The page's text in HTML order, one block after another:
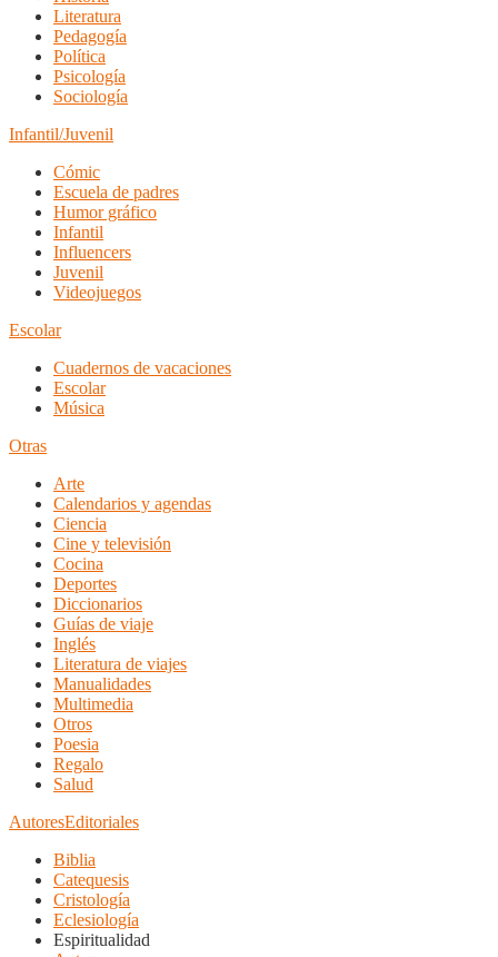
Literatura
Pedagogía
Política
Psicología
Sociología
Infantil/Juvenil
Cómic
Escuela de padres
Humor gráfico
Infantil
Influencers
Juvenil
Videojuegos
Escolar
Cuadernos de vacaciones
Escolar
Música
Otras
Arte
Calendarios y agendas
Ciencia
Cine y televisión
Cocina
Deportes
Diccionarios
Guías de viaje
Inglés
Literatura de viajes
Manualidades
Multimedia
Otros
Poesia
Regalo
Salud
AutoresEditoriales
Biblia
Catequesis
Cristología
Eclesiología
Espiritualidad